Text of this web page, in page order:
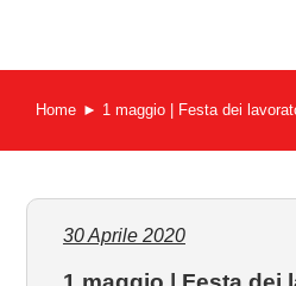
Home 1 maggio | Festa dei
30 Aprile 2020